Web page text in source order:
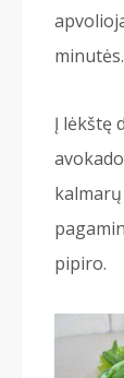
minutės.
Į lėkštę
pipiro.